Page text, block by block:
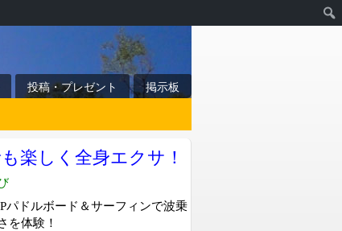
投稿・プレゼント
掲示板